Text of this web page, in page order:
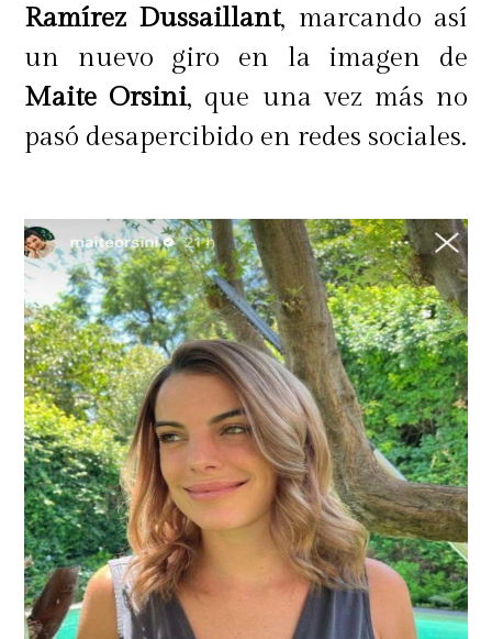
Ramírez Dussaillant, marcando así
un nuevo giro en la imagen de
Maite Orsini, que una vez más no
pasó desapercibido en redes sociales.